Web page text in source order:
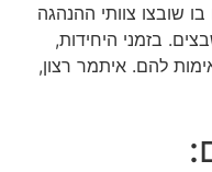
שובצו צוותי ההנהגה
בזמני היחידות,
להם. איתמר רצון,